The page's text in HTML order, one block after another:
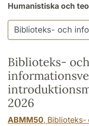
Humanistiska och
Biblioteks- och
2026
ABMM50, Biblioteks-